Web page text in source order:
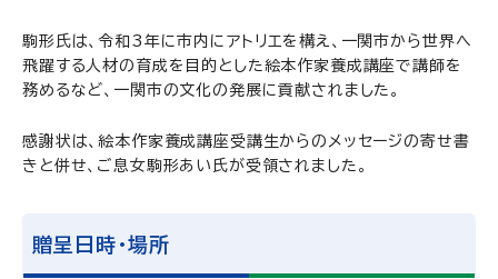
駒形氏は、令和3年に市内にアトリエを構え、一関市から世界へ
飛躍する人材の育成を目的とした絵本作家養成講座で講師を
務めるなど、一関市の文化の発展に貢献されました。
感謝状は、絵本作家養成講座受講生からのメッセージの寄せ書
きと併せ、ご息女駒形あい氏が受領されました。
贈呈日時・場所